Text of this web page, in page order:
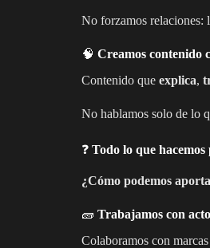
No forzamos relaciones:
🧠 Creamos contenido
Contenido que explica,
No hablamos solo de lo
❓ Todo lo que
¿Cómo podemos
🧱 Trabajamos con
Colaboramos con